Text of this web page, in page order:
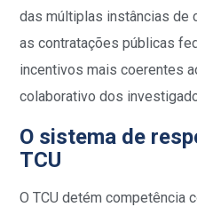
das múltiplas instâncias de
as contratações públicas
incentivos mais coerentes
colaborativo dos
O sistema de
TCU
O TCU detém competência